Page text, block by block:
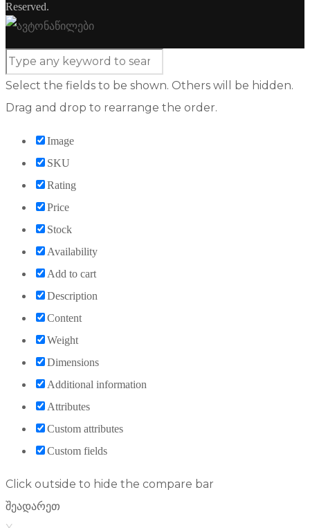
Reserved.
Select the fields to be shown. Others will be hidden.
Drag and drop to rearrange the order.
Image
SKU
Rating
Price
Stock
Availability
Add to cart
Description
Content
Weight
Dimensions
Additional information
Attributes
Custom attributes
Custom fields
Click outside to hide the compare bar
შეადარეთ